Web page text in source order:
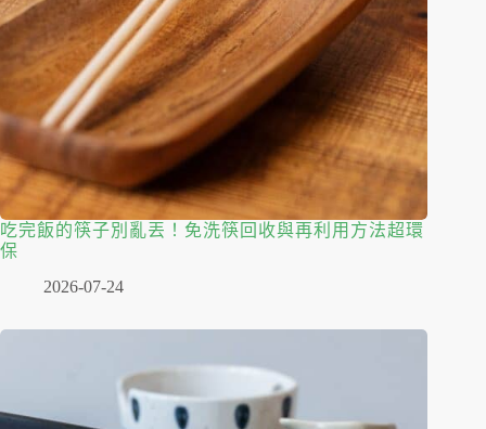
吃完飯的筷子別亂丟！免洗筷回收與再利用方法超環
保
2026-07-24